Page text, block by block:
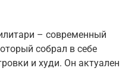
– современный
собрал в себе
и худи. Он актуален